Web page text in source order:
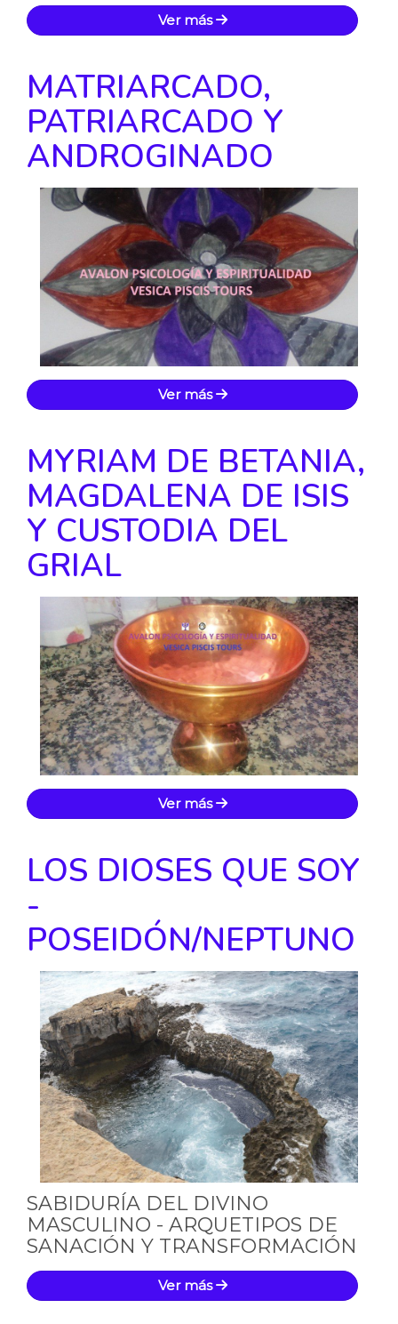
Ver más
MATRIARCADO,
PATRIARCADO Y
ANDROGINADO
Ver más
MYRIAM DE BETANIA,
MAGDALENA DE ISIS
Y CUSTODIA DEL
GRIAL
Ver más
LOS DIOSES QUE SOY
-
POSEIDÓN/NEPTUNO
SABIDURÍA DEL DIVINO
MASCULINO - ARQUETIPOS DE
SANACIÓN Y TRANSFORMACIÓN
Ver más